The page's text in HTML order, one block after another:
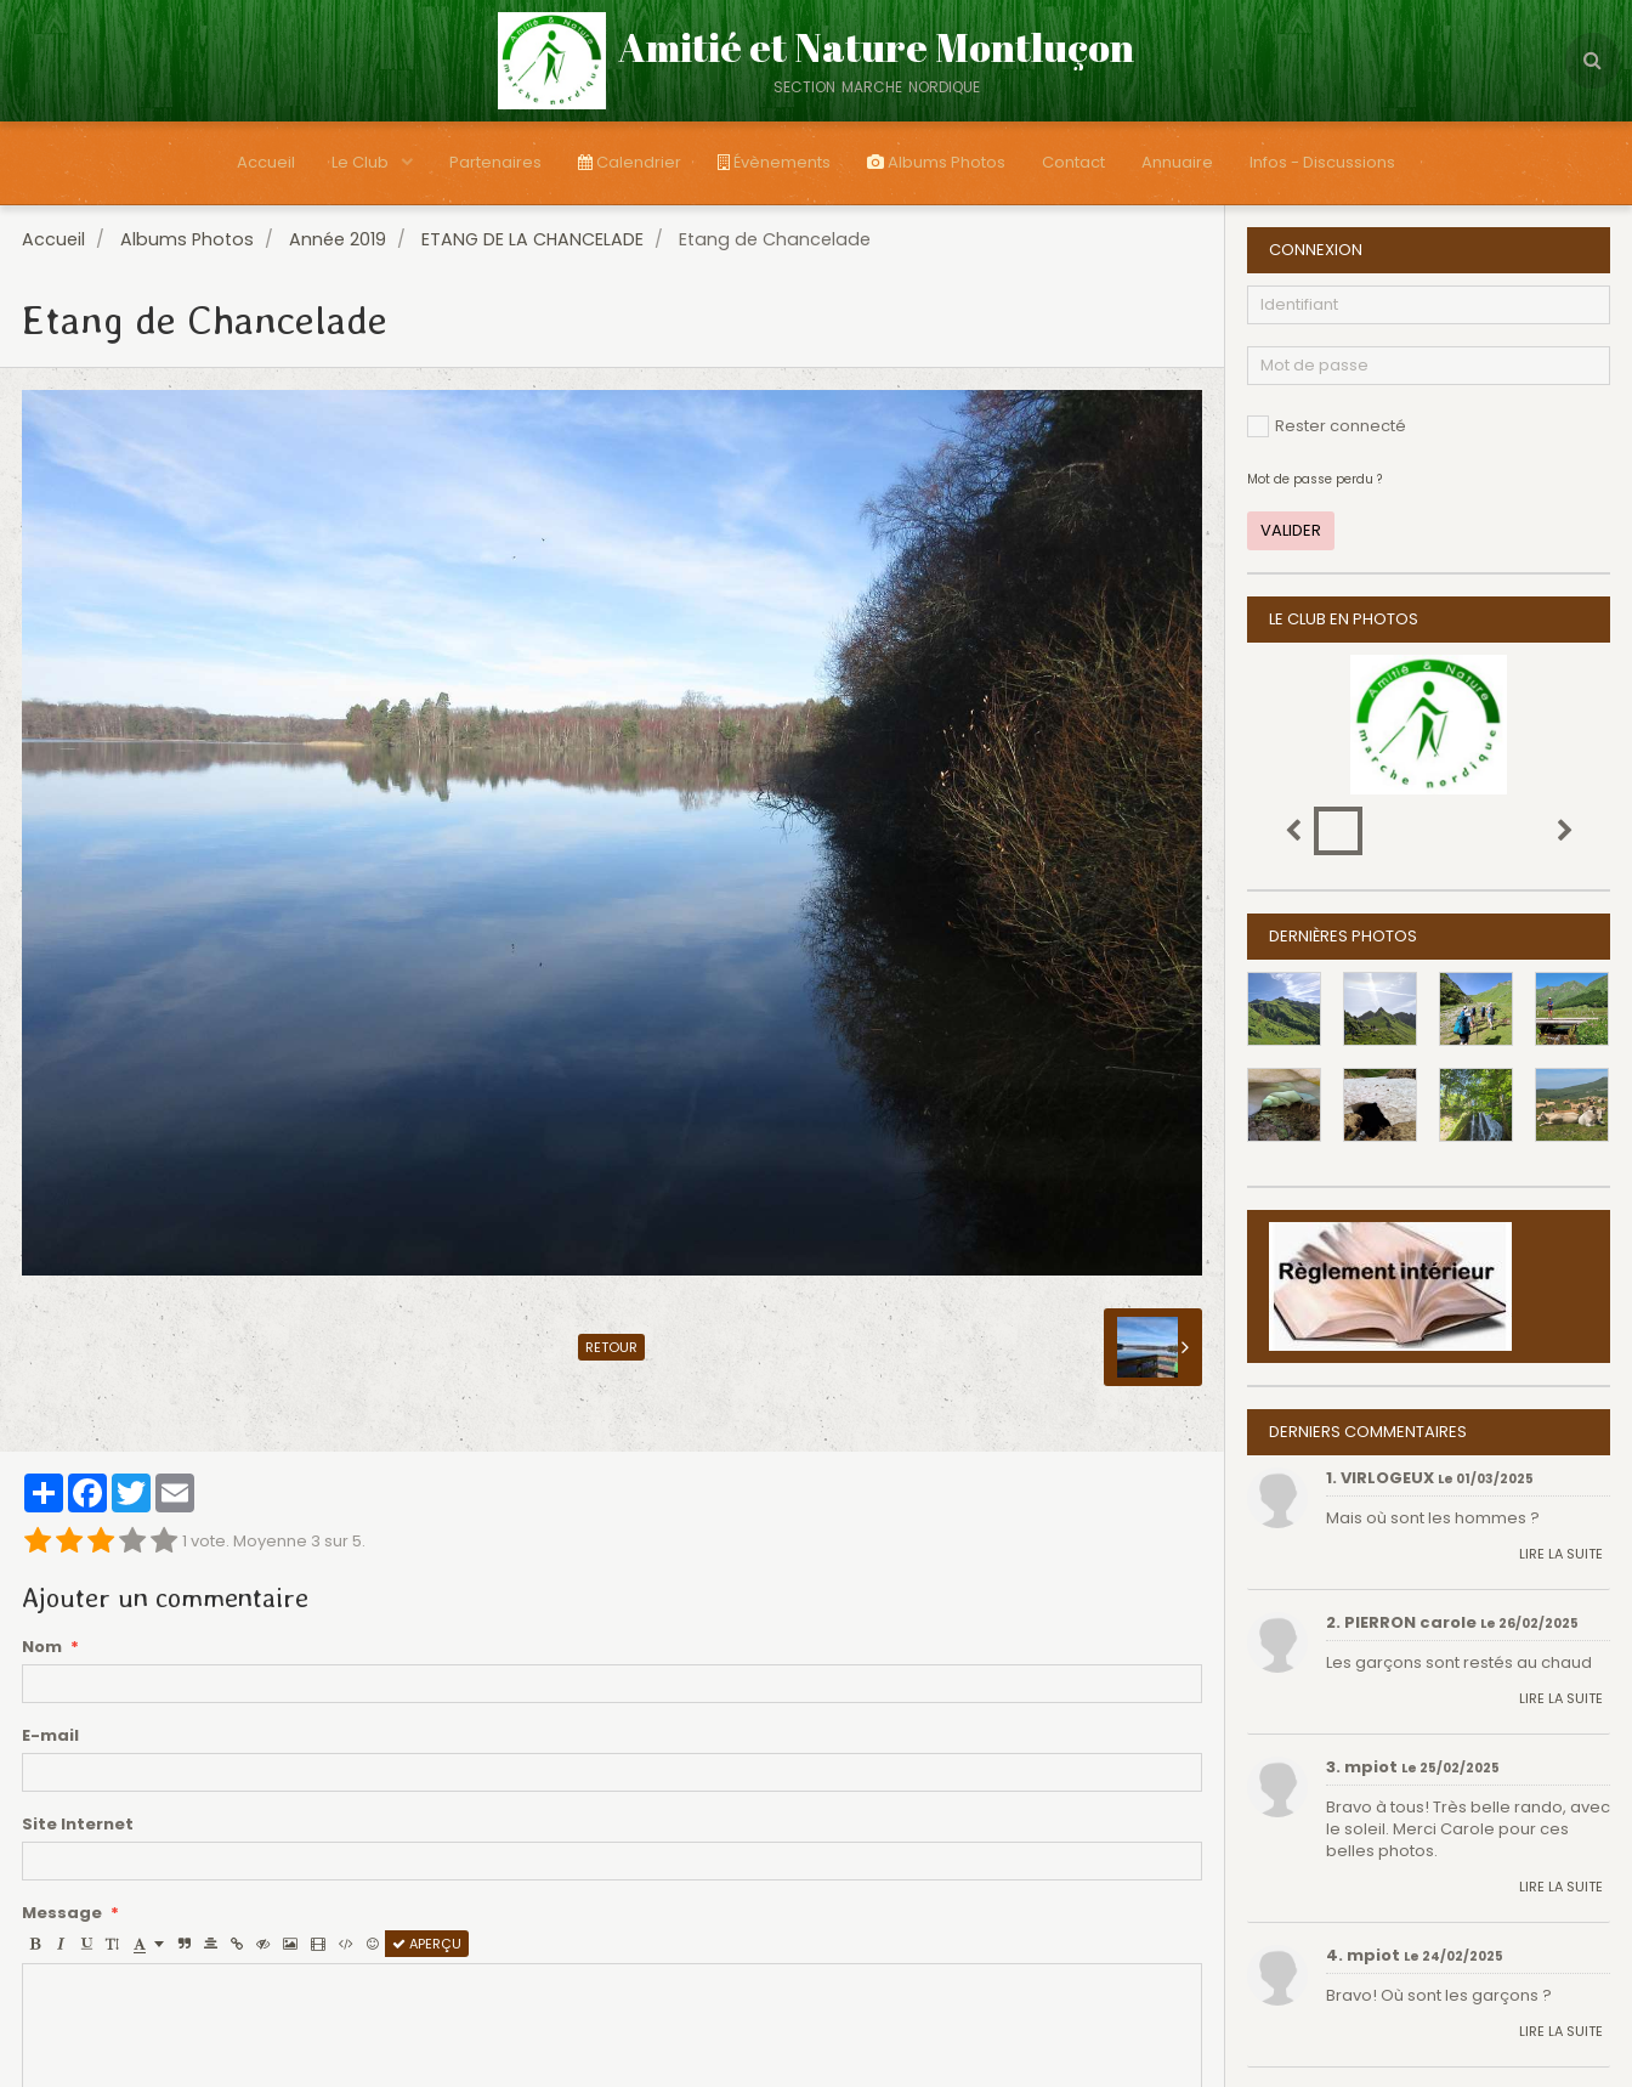
Amitié et Nature Montluçon
section marche nordique
Accueil Le Club Partenaires Calendrier Évènements Albums Photos Contact Annuaire Infos - Discussions
Accueil Albums Photos Année 2019 ETANG DE LA CHANCELADE Etang de Chancelade
Etang de Chancelade
RETOUR
PartagerFacebook
Twitter
1 vote. Moyenne 3 sur 5.
Ajouter un commentaire
Nom
E-mail
Site Internet
Message
APERÇU
CONNEXION
Rester connecté
Mot de passe perdu ?
VALIDER
LE CLUB EN PHOTOS
DERNIÈRES PHOTOS
DERNIERS COMMENTAIRES
1. VIRLOGEUX Le 01/03/2025
Mais où sont les hommes ?
LIRE LA SUITE
2. PIERRON carole Le 26/02/2025
Les garçons sont restés au chaud
LIRE LA SUITE
3. mpiot Le 25/02/2025
Bravo à tous! Très belle rando, avec
le soleil. Merci Carole pour ces
belles photos.
LIRE LA SUITE
4. mpiot Le 24/02/2025
Bravo! Où sont les garçons ?
LIRE LA SUITE